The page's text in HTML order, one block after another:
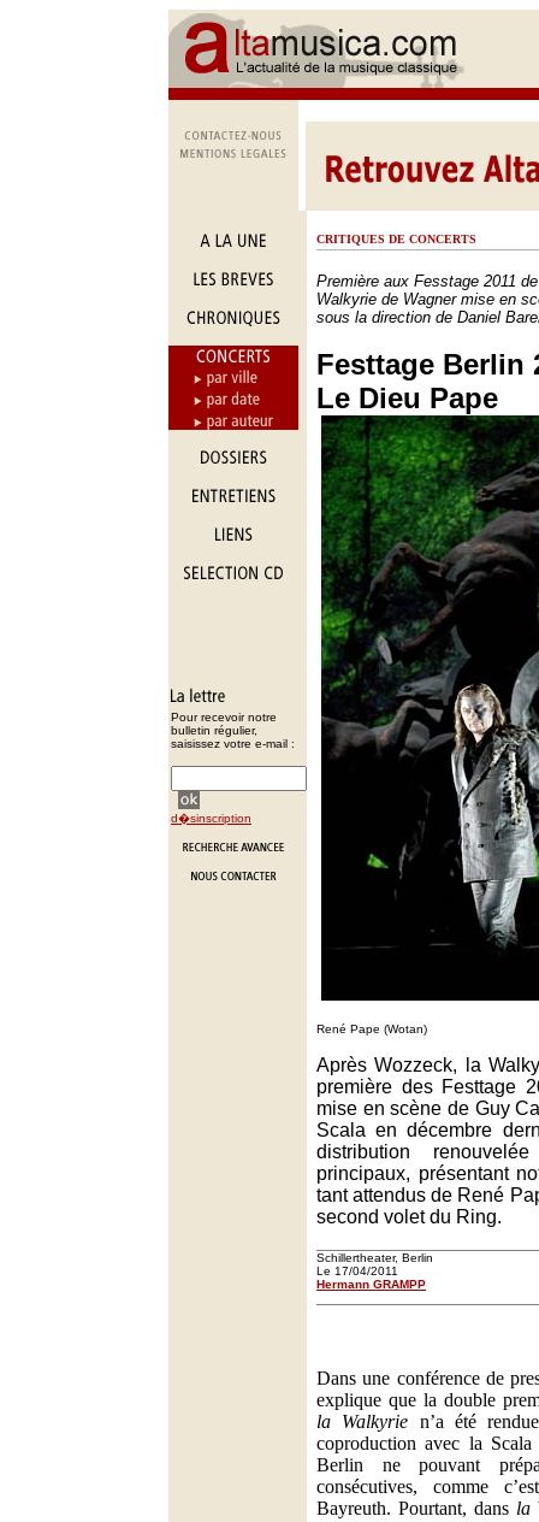
Pour recevoir notre
bulletin régulier,
saisissez votre e-mail :
d�sinscription
CRITIQUES DE CONCERTS
Première aux Fesstage 2011
Walkyrie de Wagner mise en
sous la direction de Daniel
Festtage Berlin
Le Dieu Pape
René Pape (Wotan)
Après Wozzeck, la
première des Festtage
mise en scène de Guy
Scala en décembre
distribution
principaux, présentant
tant attendus de René
second volet du Ring.
Schillertheater, Berlin
Le 17/04/2011
Hermann GRAMPP
Dans une conférence de
explique que la double
la Walkyrie n’a été
coproduction avec la
Berlin ne pouvant
consécutives, comme
Bayreuth. Pourtant, dans la